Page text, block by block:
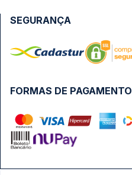
FORMAS DE PAGAMENTO
SEGURANÇA